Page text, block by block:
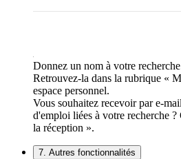
Donnez un nom à votre
Retrouvez-la dans la rubrique «
espace personnel.
Vous souhaitez recevoir par e-
d'emploi liées à votre recherche
la réception ».
7. Autres fonctionnalités